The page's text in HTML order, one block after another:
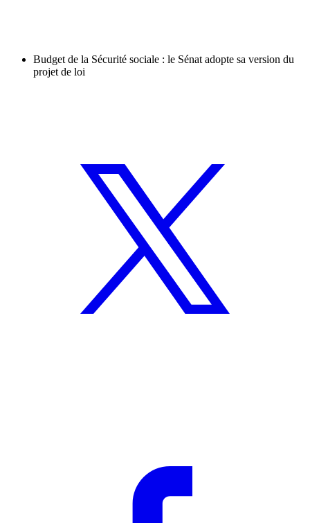
Budget de la Sécurité sociale : le Sénat adopte sa version du
projet de loi